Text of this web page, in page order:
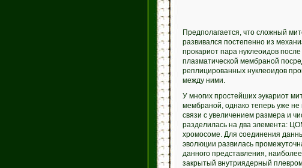
Предполагается, что сложный
развивался постепенно из
прокариот пара нуклеоидов
плазматической мембраной
реплицированных нуклеоидов
между ними.
У многих простейших эукариот
мембраной, однако теперь уже
связи с увеличением размера и
разделилась на два элемента:
хромосоме. Для соединения
эволюции развилась
данного представления,
закрытый внутриядерный